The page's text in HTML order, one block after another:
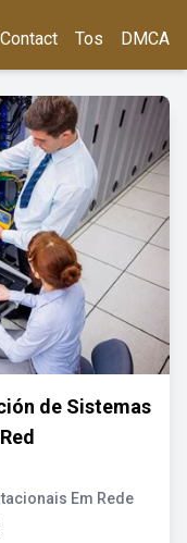
Contact Tos DMCA
de Sistemas
Em Rede